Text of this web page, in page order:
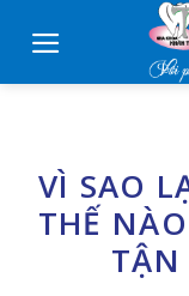
VÌ SAO
THẾ
TẬN